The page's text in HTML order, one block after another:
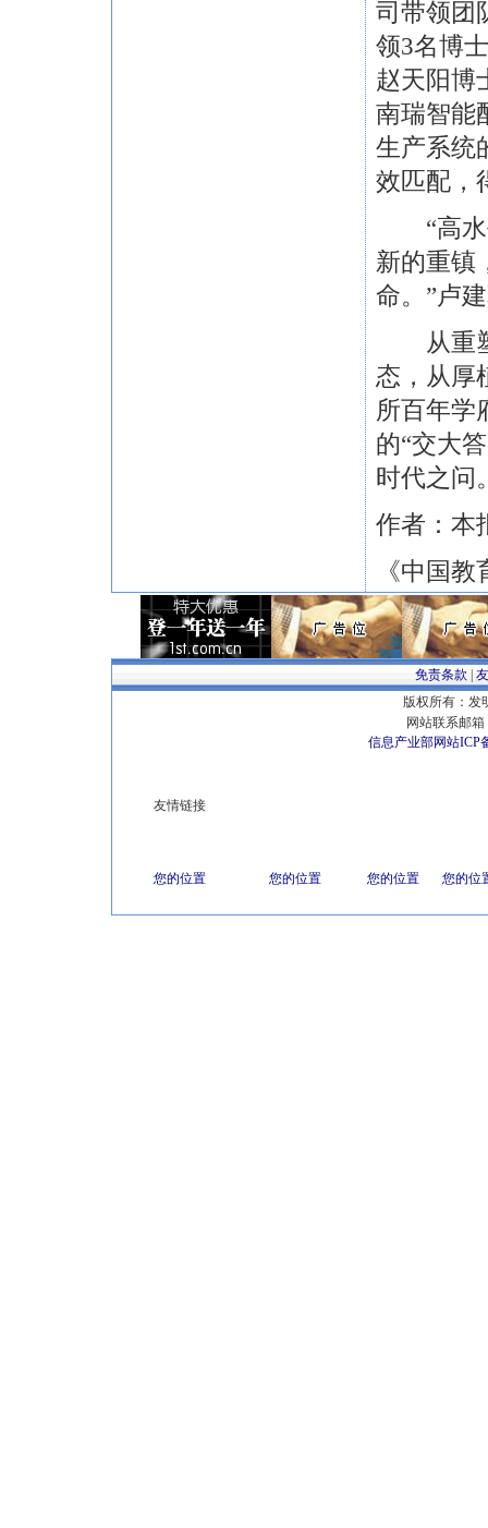
司带领团
领3名博
赵天阳博
南瑞智能
生产系统
效匹配，
“高水
新的重镇
命。”卢
从重塑
态，从厚
所百年学
的“交大
时代之问
作者：本
《中国
免责条款
版权所有：发
网站联系邮箱
信息产业部网站ICP
友情链接
您的位置 您的位置 您的位置 您的位